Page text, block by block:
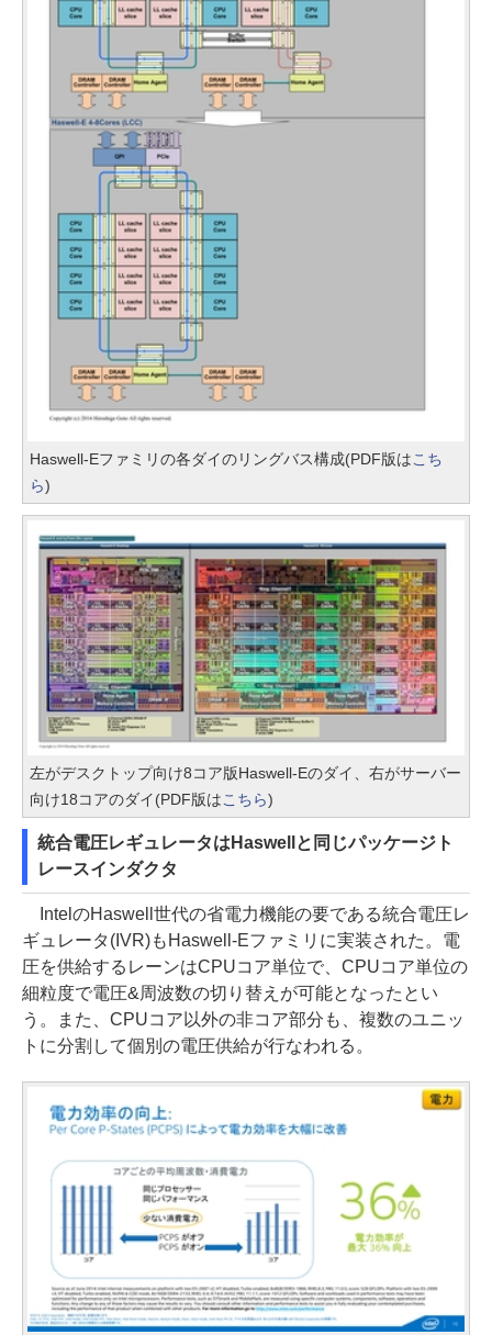
Haswell-Eファミリの各ダイのリングバス構成(PDF版はこち
ら)
左がデスクトップ向け8コア版Haswell-Eのダイ、右がサーバー
向け18コアのダイ(PDF版はこちら)
統合電圧レギュレータはHaswellと同じパッケージト
レースインダクタ
IntelのHaswell世代の省電力機能の要である統合電圧レ
ギュレータ(IVR)もHaswell-Eファミリに実装された。電
圧を供給するレーンはCPUコア単位で、CPUコア単位の
細粒度で電圧&周波数の切り替えが可能となったとい
う。また、CPUコア以外の非コア部分も、複数のユニッ
トに分割して個別の電圧供給が行なわれる。